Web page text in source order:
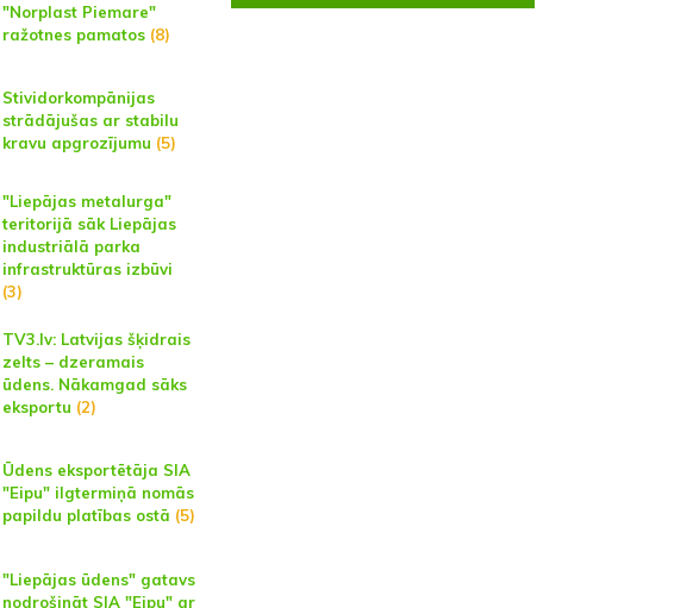
"Norplast Piemare"
ražotnes pamatos(8)
Stividorkompānijas
strādājušas ar stabilu
kravu apgrozījumu (5)
"Liepājas metalurga"
teritorijā sāk Liepājas
industriālā parka
infrastruktūras izbūvi
(3)
TV3.lv: Latvijas šķidrais
zelts – dzeramais
ūdens. Nākamgad sāks
eksportu (2)
Ūdens eksportētāja SIA
"Eipu" ilgtermiņā nomās
papildu platības ostā (5)
"Liepājas ūdens" gatavs
nodrošināt SIA "Eipu" ar